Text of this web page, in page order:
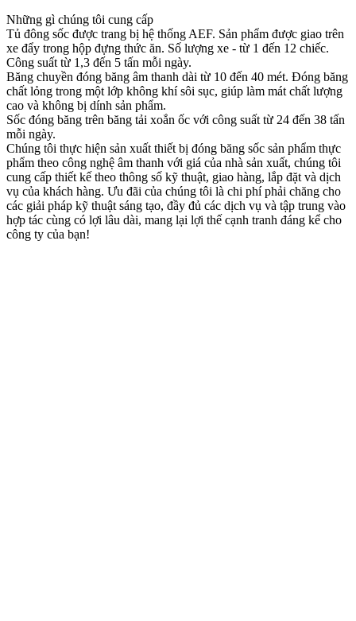
Những gì chúng tôi cung cấp
Tủ đông sốc được trang bị hệ thống AEF. Sản phẩm được giao trên
xe đẩy trong hộp đựng thức ăn. Số lượng xe - từ 1 đến 12 chiếc.
Công suất từ 1,3 đến 5 tấn mỗi ngày.
Băng chuyền đóng băng âm thanh dài từ 10 đến 40 mét. Đóng băng
chất lỏng trong một lớp không khí sôi sục, giúp làm mát chất lượng
cao và không bị dính sản phẩm.
Sốc đóng băng trên băng tải xoắn ốc với công suất từ 24 đến 38 tấn
mỗi ngày.
Chúng tôi thực hiện sản xuất thiết bị đóng băng sốc sản phẩm thực
phẩm theo công nghệ âm thanh với giá của nhà sản xuất, chúng tôi
cung cấp thiết kế theo thông số kỹ thuật, giao hàng, lắp đặt và dịch
vụ của khách hàng. Ưu đãi của chúng tôi là chi phí phải chăng cho
các giải pháp kỹ thuật sáng tạo, đầy đủ các dịch vụ và tập trung vào
hợp tác cùng có lợi lâu dài, mang lại lợi thế cạnh tranh đáng kể cho
công ty của bạn!